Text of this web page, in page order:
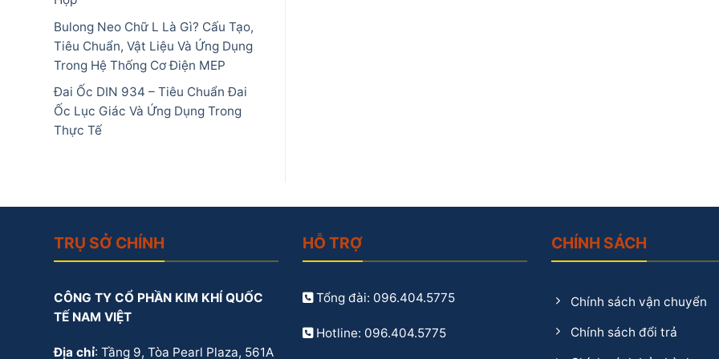
Bulong Neo Chữ L Là Gì? Cấu Tạo,
Tiêu Chuẩn, Vật Liệu Và Ứng Dụng
Trong Hệ Thống Cơ Điện MEP
Đai Ốc DIN 934 – Tiêu Chuẩn Đai
Ốc Lục Giác Và Ứng Dụng Trong
Thực Tế
TRỤ SỞ CHÍNH
CÔNG TY CỔ PHẦN KIM KHÍ QUỐC
TẾ NAM VIỆT
Địa chỉ: Tầng 9, Tòa Pearl Plaza, 561A
HỖ TRỢ
Tổng đài: 096.404.5775
Hotline: 096.404.5775
CHÍNH SÁCH
Chính sách vận chuyển
Chính sách đổi trả